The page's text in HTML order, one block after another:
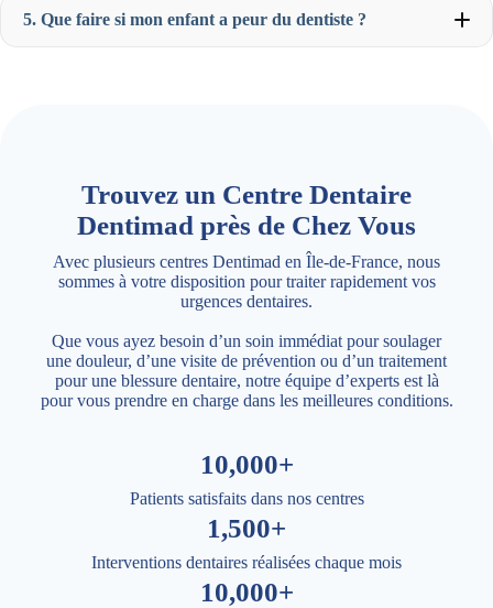
5. Que faire si mon enfant a peur du dentiste ?
Trouvez un Centre Dentaire
Dentimad près de Chez Vous
Avec plusieurs centres Dentimad en Île-de-France, nous
sommes à votre disposition pour traiter rapidement vos
urgences dentaires.
Que vous ayez besoin d’un soin immédiat pour soulager
une douleur, d’une visite de prévention ou d’un traitement
pour une blessure dentaire, notre équipe d’experts est là
pour vous prendre en charge dans les meilleures conditions.
10,000+
Patients satisfaits dans nos centres
1,500+
Interventions dentaires réalisées chaque mois
10,000+